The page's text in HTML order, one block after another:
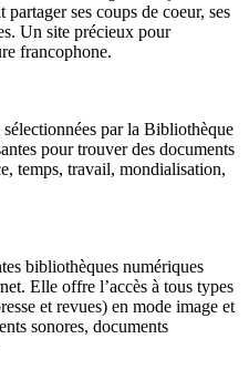
ses coups de coeur, ses
Un site précieux pour
francophone.
par la Bibliothèque
pour trouver des documents
temps, travail, mondialisation,
bibliothèques numériques
Elle offre l’accès à tous types
et revues) en mode image et
sonores, documents